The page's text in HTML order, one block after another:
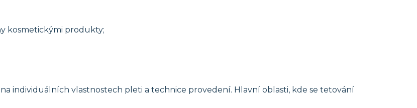
kosmetickými produkty;
individuálních vlastnostech pleti a technice provedení. Hlavní oblasti, kde se tetování